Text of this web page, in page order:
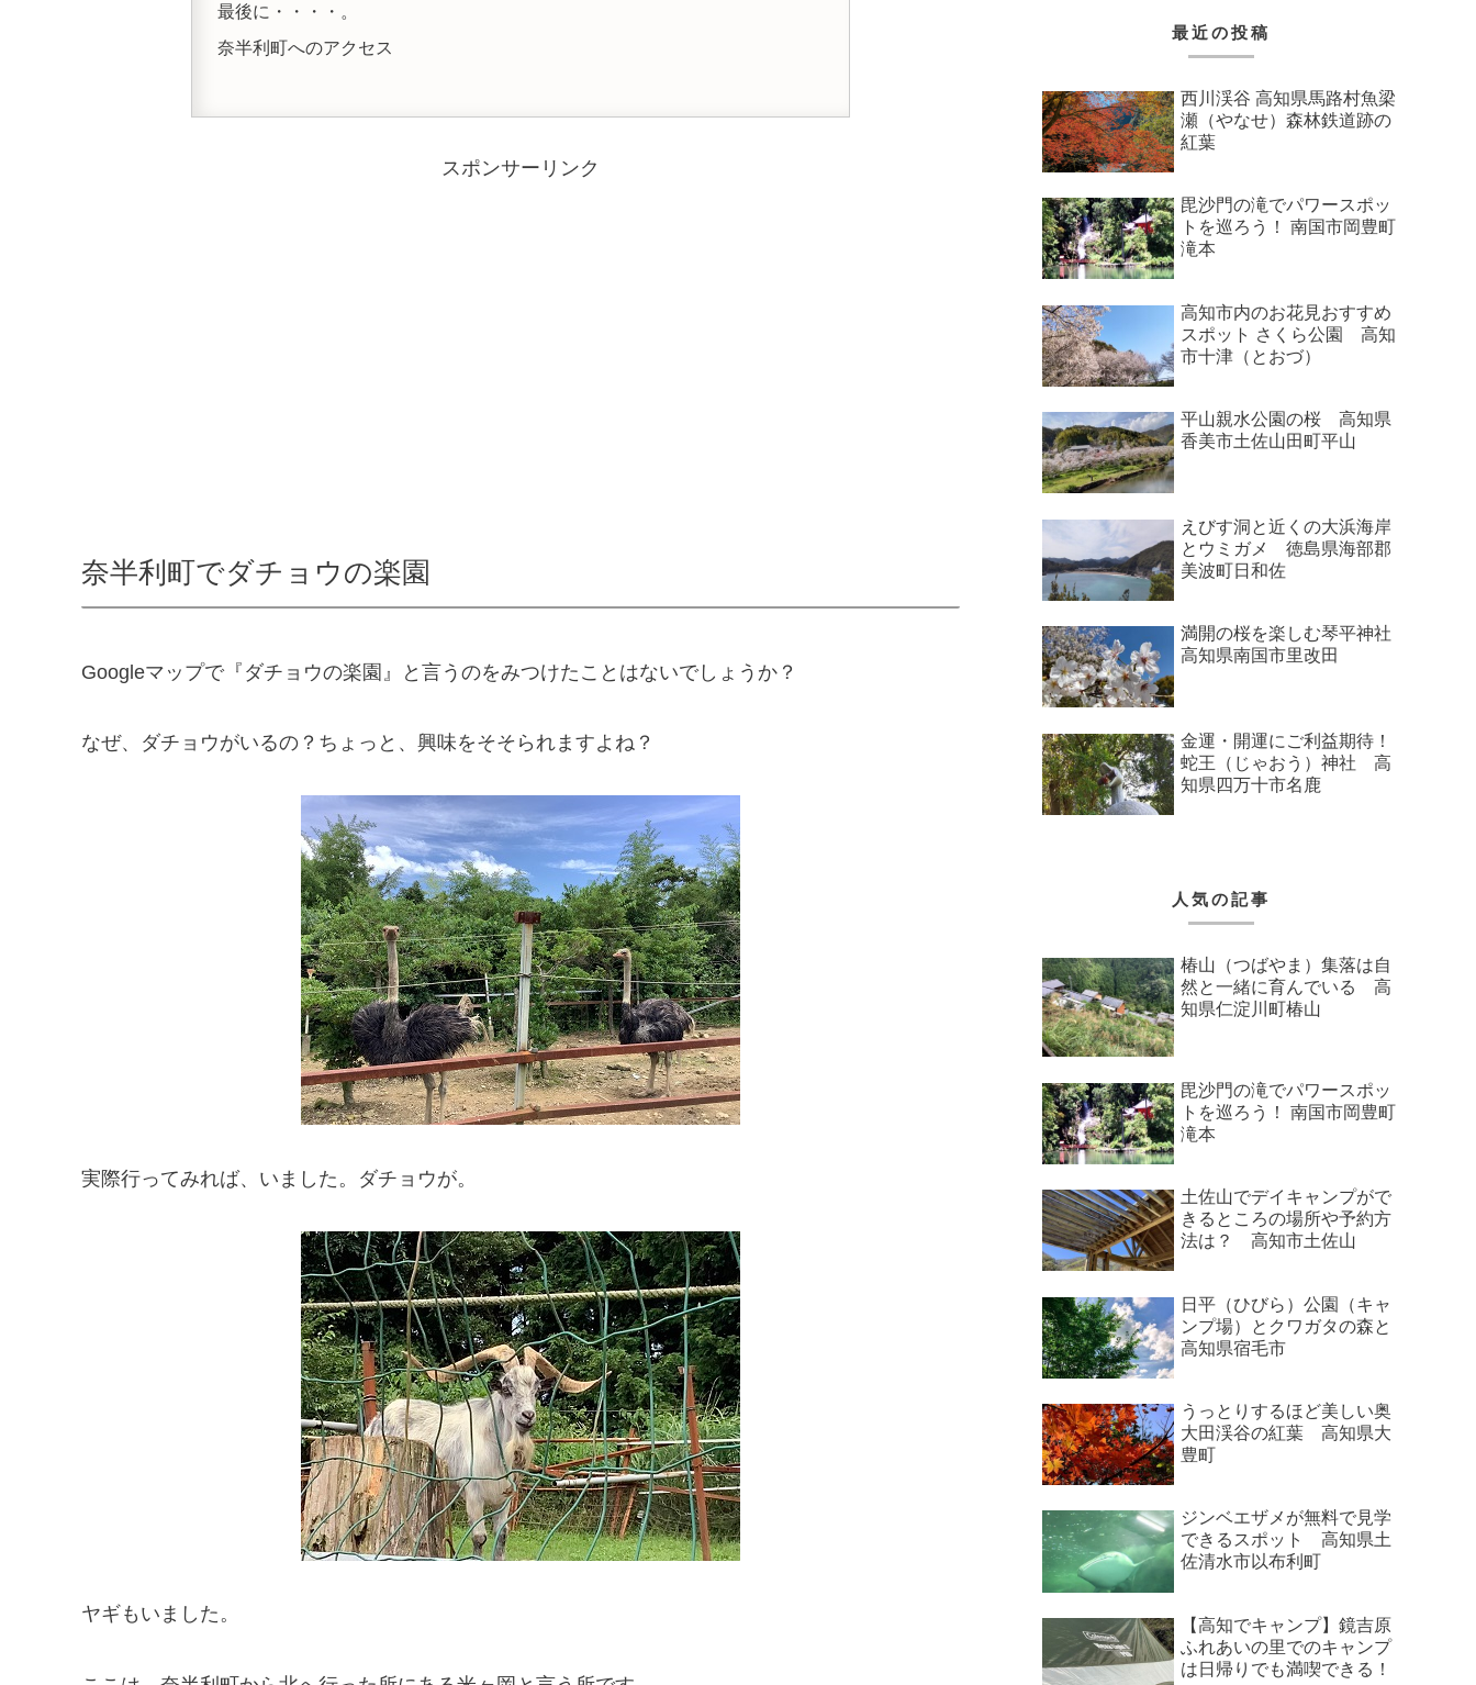
最後に・・・・。
奈半利町へのアクセス
スポンサーリンク
奈半利町でダチョウの楽園
Googleマップで『ダチョウの楽園』と言うのをみつけたことはないでしょうか？
なぜ、ダチョウがいるの？ちょっと、興味をそそられますよね？
実際行ってみれば、いました。ダチョウが。
ヤギもいました。
最近の投稿
西川渓谷 高知県馬路村魚梁
瀬（やなせ）森林鉄道跡の
紅葉
毘沙門の滝でパワースポッ
トを巡ろう！ 南国市岡豊町
滝本
高知市内のお花見おすすめ
スポット さくら公園 高知
市十津（とおづ）
平山親水公園の桜 高知県
香美市土佐山田町平山
えびす洞と近くの大浜海岸
とウミガメ 徳島県海部郡
美波町日和佐
満開の桜を楽しむ琴平神社
高知県南国市里改田
金運・開運にご利益期待！
蛇王（じゃおう）神社 高
知県四万十市名鹿
人気の記事
椿山（つばやま）集落は自
然と一緒に育んでいる 高
知県仁淀川町椿山
毘沙門の滝でパワースポッ
トを巡ろう！ 南国市岡豊町
滝本
土佐山でデイキャンプがで
きるところの場所や予約方
法は？ 高知市土佐山
日平（ひびら）公園（キャ
ンプ場）とクワガタの森と
高知県宿毛市
うっとりするほど美しい奥
大田渓谷の紅葉 高知県大
豊町
ジンベエザメが無料で見学
できるスポット 高知県土
佐清水市以布利町
【高知でキャンプ】鏡吉原
ふれあいの里でのキャンプ
は日帰りでも満喫できる！